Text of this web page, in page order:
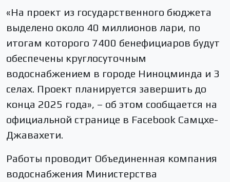
«На проект из государственного бюджета
выделено около 40 миллионов лари, по
итогам которого 7400 бенефициаров будут
обеспечены круглосуточным
водоснабжением в городе Ниноцминда и 3
селах. Проект планируется завершить до
конца 2025 года», – об этом сообщается на
официальной странице в Facebook Самцхе-
Джавахети.
Работы проводит Объединенная компания
водоснабжения Министерства